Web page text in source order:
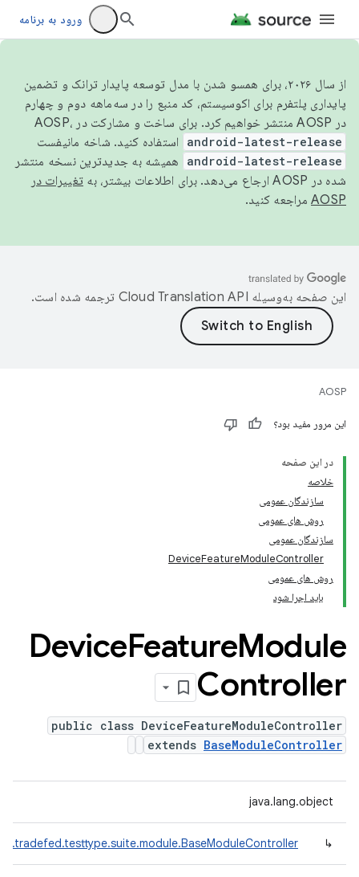
ورود به برنامه
از سال ۲۰۲۶، برای همسو شدن با مدل توسعه پایدار ترانک و تضمین
پایداری پلتفرم برای اکوسیستم، کد منبع را در سه‌ماهه دوم و چهارم
در AOSP منتشر خواهیم کرد. برای ساخت و مشارکت در AOSP،
android-latest-release استفاده کنید. شاخه مانیفست
android-latest-release
همیشه به جدیدترین نسخه منتشر
شده در AOSP ارجاع می‌دهد. برای اطلاعات بیشتر، به
تغییرات در
AOSP مراجعه کنید.
این صفحه به‌وسیله ترجمه شده است.
AOSP
این مرور مفید بود؟
در این صفحه
خلاصه
سازندگان عمومی
روش های عمومی
سازندگان عمومی
DeviceFeatureModuleController
روش های عمومی
باید اجرا شود
DeviceFeatureModule
Controller
public class DeviceFeatureModuleController
extends BaseModuleController
java.lang.object
↳